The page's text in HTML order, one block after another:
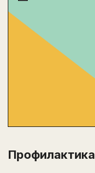
Профилактика